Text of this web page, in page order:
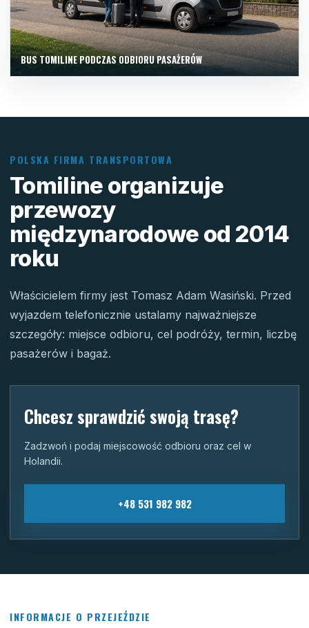
BUS TOMILINE PODCZAS ODBIORU PASAŻERÓW
POLSKA FIRMA TRANSPORTOWA
Tomiline organizuje
przewozy
międzynarodowe od 2014
roku
Właścicielem firmy jest Tomasz Adam Wasiński. Przed
wyjazdem telefonicznie ustalamy najważniejsze
szczegóły: miejsce odbioru, cel podróży, termin, liczbę
pasażerów i bagaż.
Chcesz sprawdzić swoją trasę?
Zadzwoń i podaj miejscowość odbioru oraz cel w
Holandii.
+48 531 982 982
INFORMACJE O PRZEJEŹDZIE